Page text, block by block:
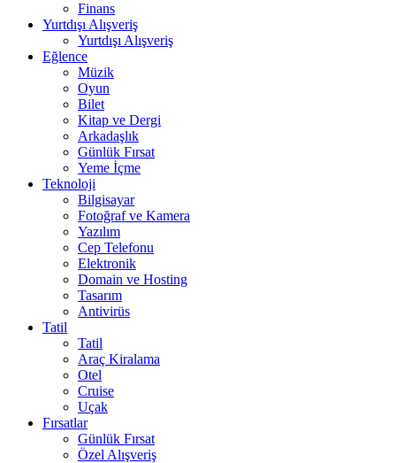
Finans
Yurtdışı Alışveriş
Yurtdışı Alışveriş
Eğlence
Müzik
Oyun
Bilet
Kitap ve Dergi
Arkadaşlık
Günlük Fırsat
Yeme İçme
Teknoloji
Bilgisayar
Fotoğraf ve Kamera
Yazılım
Cep Telefonu
Elektronik
Domain ve Hosting
Tasarım
Antivirüs
Tatil
Tatil
Araç Kiralama
Otel
Cruise
Uçak
Fırsatlar
Günlük Fırsat
Özel Alışveriş